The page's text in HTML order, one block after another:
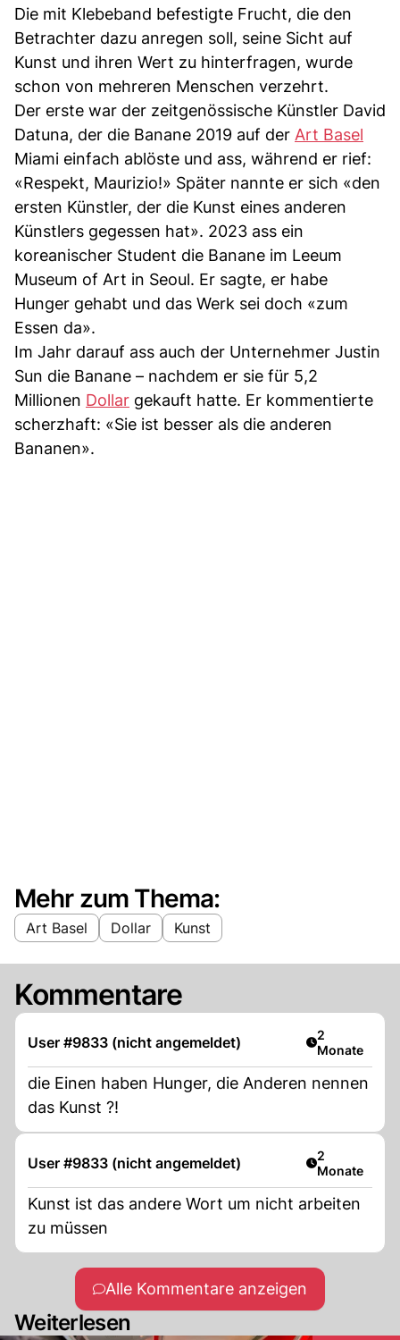
Die mit Klebeband befestigte Frucht, die den
Betrachter dazu anregen soll, seine Sicht auf
Kunst und ihren Wert zu hinterfragen, wurde
schon von mehreren Menschen verzehrt.
Der erste war der zeitgenössische Künstler David
Datuna, der die Banane 2019 auf der Art Basel
Miami einfach ablöste und ass, während er rief:
«Respekt, Maurizio!» Später nannte er sich «den
ersten Künstler, der die Kunst eines anderen
Künstlers gegessen hat». 2023 ass ein
koreanischer Student die Banane im Leeum
Museum of Art in Seoul. Er sagte, er habe
Hunger gehabt und das Werk sei doch «zum
Essen da».
Im Jahr darauf ass auch der Unternehmer Justin
Sun die Banane – nachdem er sie für 5,2
Millionen Dollar gekauft hatte. Er kommentierte
scherzhaft: «Sie ist besser als die anderen
Bananen».
Mehr zum Thema:
Art Basel Dollar Kunst
Kommentare
User #9833 (nicht angemeldet) Artikel
2
Monate
die Einen haben Hunger, die Anderen nennen
das Kunst ?!
User #9833 (nicht angemeldet) Artikel
2
Monate
Kunst ist das andere Wort um nicht arbeiten
zu müssen
Alle Kommentare anzeigen
Weiterlesen